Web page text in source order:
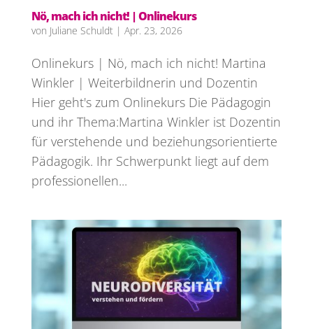
Nö, mach ich nicht! | Onlinekurs
von Juliane Schuldt| Apr. 23, 2026
Onlinekurs | Nö, mach ich nicht! Martina
Winkler | Weiterbildnerin und Dozentin
Hier geht's zum Onlinekurs Die Pädagogin
und ihr Thema:Martina Winkler ist Dozentin
für verstehende und beziehungsorientierte
Pädagogik. Ihr Schwerpunkt liegt auf dem
professionellen...